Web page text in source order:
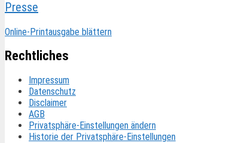
Presse
Online-Printausgabe blättern
Rechtliches
Impressum
Datenschutz
Disclaimer
AGB
Privatsphäre-Einstellungen ändern
Historie der Privatsphäre-Einstellungen